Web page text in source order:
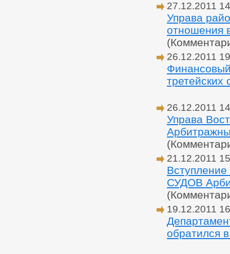
27.12.2011
Управа
отношения
26.12.2011
третейских
26.12.2011
Управа
21.12.2011
СУДОВ
19.12.2011
обратился